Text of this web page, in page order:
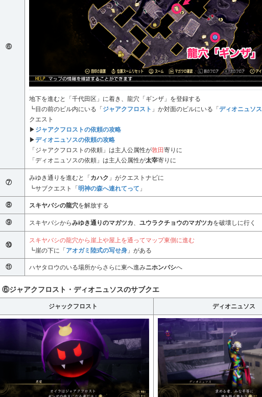
⑥
地下を進むと「千代田区」に着き、龍穴「ギンザ」を登録する
┗目の前のビル内にいる「ジャアクフロスト 」か対面のビルにいる「ディオニュソス
クエスト
▶︎ジャアクフロストの依頼の攻略
▶︎ディオニュソスの依頼の攻略
「ジャアクフロストの依頼」は主人公属性が敦田寄りに
「ディオニュソスの依頼」は主人公属性が太宰寄りに
⑦
みゆき通りを進むと「カハク 」がクエストナビに
┗サブクエスト「明神の森へ連れてって 」
⑧ スキヤバシの龍穴を解放する
⑨ スキヤバシからみゆき通りのマガツカ ユウラクチョウのマガツカを破壊しに行く
⑩
スキヤバシの龍穴から崖上や屋上を通ってマップ東側に進む
┗崖の下に「アオガミ陸式の写せ身 」がある
⑪ ハヤタロウのいる場所からさらに東へ進みニホンバシへ
⑥ジャアクフロスト・ディオニュソスのサブクエ
ジャックフロスト ディオニュソス